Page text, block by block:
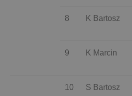
8 K Bartosz
9 K Marcin
10 S Bartosz